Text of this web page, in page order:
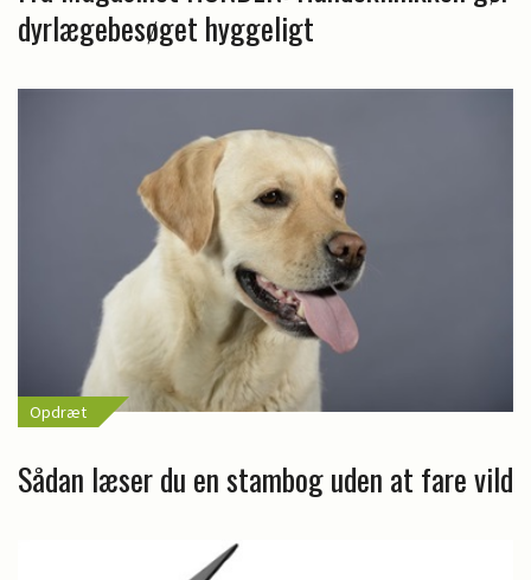
dyrlægebesøget hyggeligt
Opdræt
Sådan læser du en stambog uden at fare vild